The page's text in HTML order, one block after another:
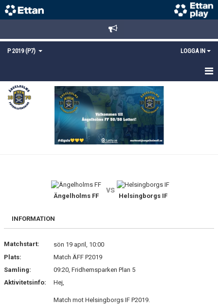
P 2019 (P7) LOGGA IN
HEM
NYHETER
DOKUMENT
Ängelholms FF
vs
Helsingborgs IF
INFORMATION
Matchstart:
sön 19 april, 10:00
Plats:
Match ÄFF P2019
Samling:
09:20, Fridhemsparken Plan 5
Aktivitetsinfo:
Hej,
Match mot Helsingborgs IF P2019.